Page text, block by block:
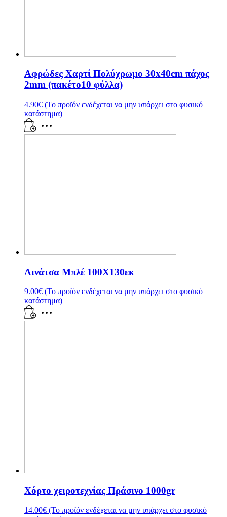
Αφρώδες Χαρτί Πολύχρωμο 30x40cm πάχος
2mm (πακέτο10 φύλλα)
4.90€ (Το προϊόν ενδέχεται να μην υπάρχει στο φυσικό
κατάστημα)
Λινάτσα Μπλέ 100Χ130εκ
9.00€ (Το προϊόν ενδέχεται να μην υπάρχει στο φυσικό
κατάστημα)
Χόρτο χειροτεχνίας Πράσινο 1000gr
14.00€ (Το προϊόν ενδέχεται να μην υπάρχει στο φυσικό